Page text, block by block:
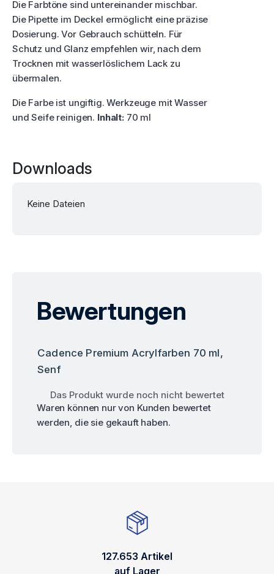
Die Farbtöne sind untereinander mischbar.
Die Pipette im Deckel ermöglicht eine präzise
Dosierung. Vor Gebrauch schütteln. Für
Schutz und Glanz empfehlen wir, nach dem
Trocknen mit wasserlöslichem Lack zu
übermalen.
Die Farbe ist ungiftig. Werkzeuge mit Wasser
und Seife reinigen. Inhalt: 70 ml
Downloads
Keine Dateien
Bewertungen
Cadence Premium Acrylfarben 70 ml,
Senf
Das Produkt wurde noch nicht bewertet
Waren können nur von Kunden bewertet
werden, die sie gekauft haben.
127.653 Artikel
auf Lager